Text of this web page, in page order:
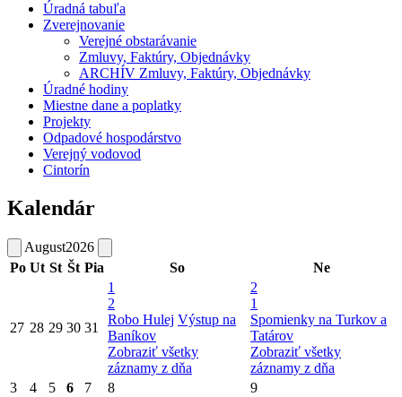
Úradná tabuľa
Zverejnovanie
Verejné obstarávanie
Zmluvy, Faktúry, Objednávky
ARCHÍV Zmluvy, Faktúry, Objednávky
Úradné hodiny
Miestne dane a poplatky
Projekty
Odpadové hospodárstvo
Verejný vodovod
Cintorín
Kalendár
August2026
Po Ut St Št Pia So Ne
27 28 29 30 31
1
2
Robo Hulej Výstup na
Baníkov
Zobraziť všetky
záznamy z dňa
2
1
Spomienky na Turkov a
Tatárov
Zobraziť všetky
záznamy z dňa
3
4 5 6 7 8
9